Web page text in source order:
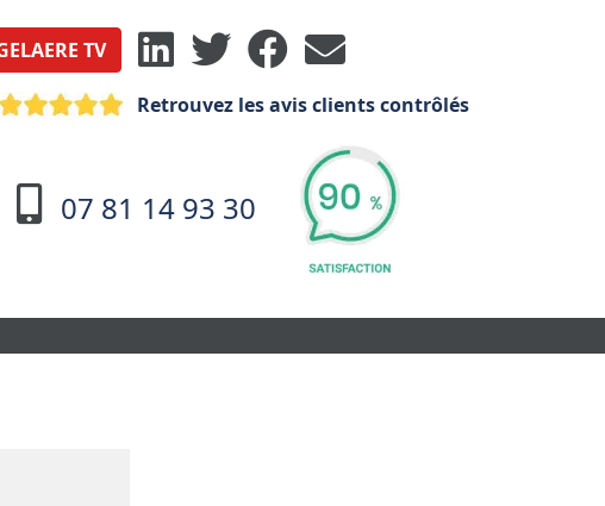
TV
Retrouvez les avis clients contrôlés
07 81 14 93 30